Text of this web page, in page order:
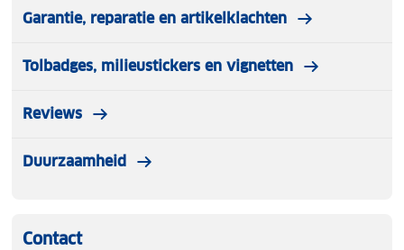
Garantie, reparatie en artikelklachten
Tolbadges, milieustickers en vignetten
Reviews
Duurzaamheid
Contact